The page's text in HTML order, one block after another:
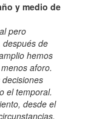
y medio de
pero
después de
hemos
aforo.
el temporal.
desde el